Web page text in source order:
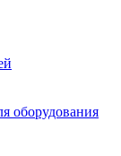
оборудования